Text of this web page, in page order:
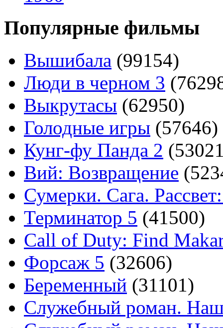
Популярные фильмы
Вышибала (99154)
Люди в черном 3
Выкрутасы (62950)
Голодные игры (57646)
Кунг-фу Панда 2
Вий: Возвращение
Сумерки. Сага.
Терминатор 5 (41500)
Call of Duty: Find
Форсаж 5 (32606)
Беременный (31101)
Служебный роман.